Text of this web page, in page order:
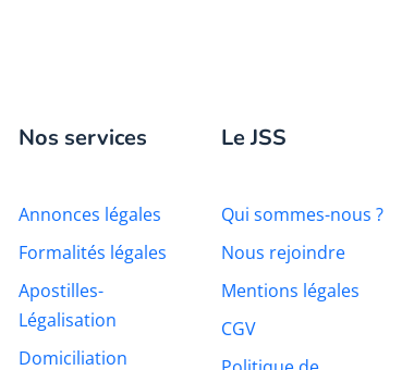
Nos services
Annonces légales
Formalités légales
Apostilles-
Légalisation
Domiciliation
Le JSS
Qui sommes-nous ?
Nous rejoindre
Mentions légales
CGV